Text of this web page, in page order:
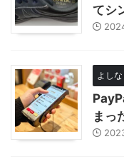
てシ
よし
まっ